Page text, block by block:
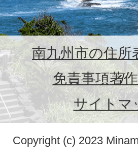
南九州市の住所
免責事項著
サイトマ
Copyright (c) 2023